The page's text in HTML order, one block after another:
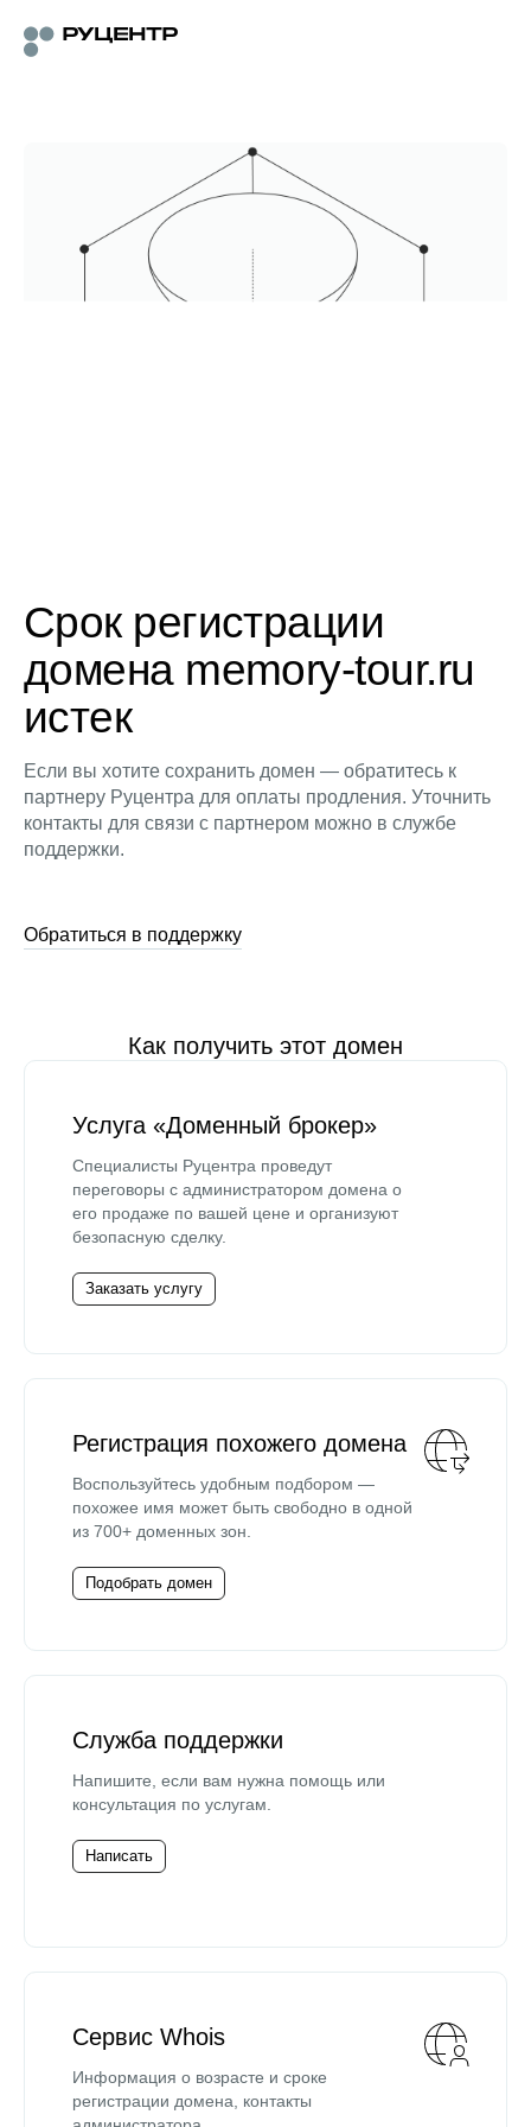
Срок регистрации
домена memory-tour.ru
истек
Если вы хотите сохранить домен — обратитесь к
партнеру Руцентра для оплаты продления. Уточнить
контакты для связи с партнером можно в службе
поддержки.
Обратиться в поддержку
Как получить этот домен
Услуга «Доменный брокер»
Специалисты Руцентра проведут
переговоры с администратором домена о
его продаже по вашей цене и организуют
безопасную сделку.
Заказать услугу
Регистрация похожего домена
Воспользуйтесь удобным подбором —
похожее имя может быть свободно в одной
из 700+ доменных зон.
Подобрать домен
Служба поддержки
Напишите, если вам нужна помощь или
консультация по услугам.
Написать
Сервис Whois
Информация о возрасте и сроке
регистрации домена, контакты